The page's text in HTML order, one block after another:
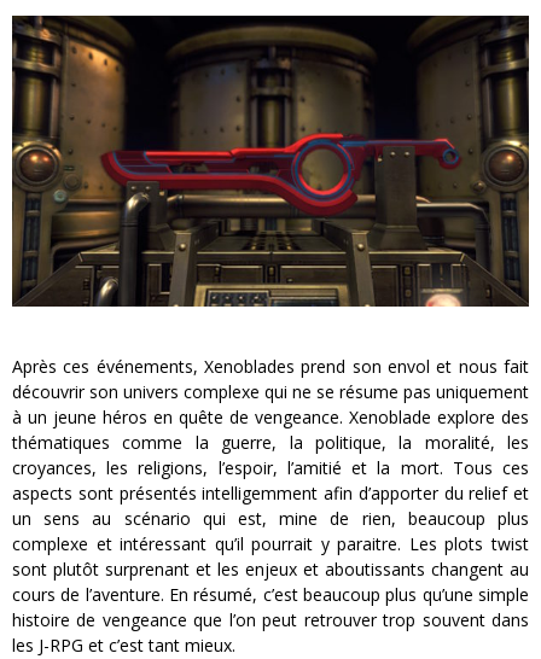
Après ces événements, Xenoblades prend son envol et nous fait
découvrir son univers complexe qui ne se résume pas uniquement
à un jeune héros en quête de vengeance. Xenoblade explore des
thématiques comme la guerre, la politique, la moralité, les
croyances, les religions, l’espoir, l’amitié et la mort. Tous ces
aspects sont présentés intelligemment afin d’apporter du relief et
un sens au scénario qui est, mine de rien, beaucoup plus
complexe et intéressant qu’il pourrait y paraitre. Les plots twist
sont plutôt surprenant et les enjeux et aboutissants changent au
cours de l’aventure. En résumé, c’est beaucoup plus qu’une simple
histoire de vengeance que l’on peut retrouver trop souvent dans
les J-RPG et c’est tant mieux.